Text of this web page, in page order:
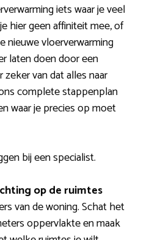
iets waar je veel
hier geen affiniteit mee, of
nieuwe vloerverwarming
laten doen door een
van dat alles naar
complete stappenplan
waar je precies op moet
bij een specialist.
op de ruimtes
van de woning. Schat het
oppervlakte en maak